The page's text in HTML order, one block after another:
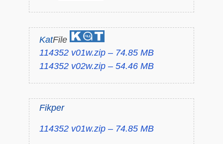
KatFile
114352 v01w.zip – 74.85 MB
114352 v02w.zip – 54.46 MB
Fikper
114352 v01w.zip – 74.85 MB